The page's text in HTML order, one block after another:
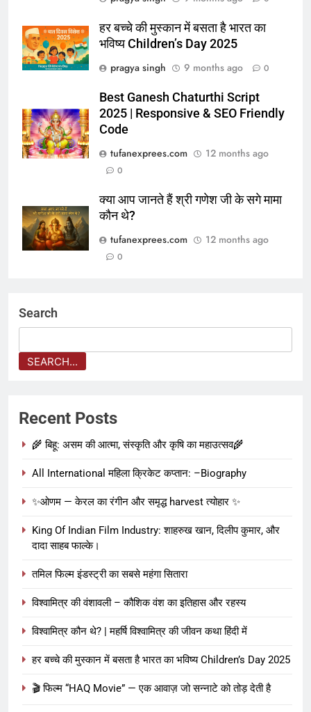
हर बच्चे की मुस्कान में बसता है भारत का
भविष्य Children’s Day 2025
pragya singh
9 months ago 0
Best Ganesh Chaturthi Script
2025 | Responsive & SEO Friendly
Code
tufanexprees.com
12 months ago
0
क्या आप जानते हैं श्री गणेश जी के सगे मामा
कौन थे?
tufanexprees.com
12 months ago
0
Search
SEARCH...
Recent Posts
🌾 बिहू: असम की आत्मा, संस्कृति और कृषि का महाउत्सव🌾
All International महिला क्रिकेट कप्तान: –Biography
✨ओणम — केरल का रंगीन और समृद्ध harvest त्योहार ✨
King Of Indian Film Industry: शाहरुख खान, दिलीप कुमार, और
दादा साहब फाल्के।
तमिल फिल्म इंडस्ट्री का सबसे महंगा सितारा
विश्वामित्र की वंशावली – कौशिक वंश का इतिहास और रहस्य
विश्वामित्र कौन थे? | महर्षि विश्वामित्र की जीवन कथा हिंदी में
हर बच्चे की मुस्कान में बसता है भारत का भविष्य Children’s Day 2025
🎬 फिल्म “HAQ Movie” — एक आवाज़ जो सन्नाटे को तोड़ देती है